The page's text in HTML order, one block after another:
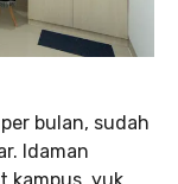
bulan, sudah
Idaman